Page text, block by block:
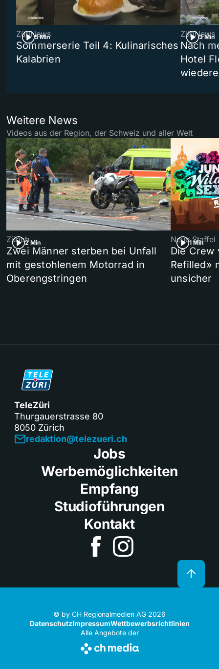
5 Min
ZüriNews
Sommerserie Teil 4: Kulinarisches
Kalabrien
3 Min
ZüriNews
Nach
Hotel
Weitere News
Videos aus der Region, der Schweiz und aller Welt
2 Min
Zürich
Zwei Männer sterben bei Unfall
mit gestohlenem Motorrad in
Oberengstringen
1 Min
Neue Staffel
Die Crew
Refilled»
unsicher
TeleZüri
Thurgauerstrasse 80
8050 Zürich
redaktion@telezueri.ch
Jobs
Werbemöglichkeiten
Empfang
Studioführungen
Kontakt
© by CH Regionalmedien AG 2026
DatenschutzImpressumWettbewerbsrichtlinien
Alle Angebote der